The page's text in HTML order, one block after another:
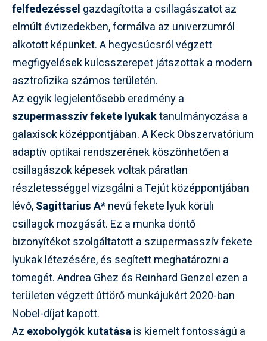
felfedezéssel gazdagította a csillagászatot az
elmúlt évtizedekben, formálva az univerzumról
alkotott képünket. A hegycsúcsról végzett
megfigyelések kulcsszerepet játszottak a modern
asztrofizika számos területén.
Az egyik legjelentősebb eredmény a
szupermasszív fekete lyukaktanulmányozása a
galaxisok középpontjában. A Keck Obszervatórium
adaptív optikai rendszerének köszönhetően a
csillagászok képesek voltak páratlan
részletességgel vizsgálni a Tejút középpontjában
lévő,Sagittarius A*nevű fekete lyuk körüli
csillagok mozgását. Ez a munka döntő
bizonyítékot szolgáltatott a szupermasszív fekete
lyukak létezésére, és segített meghatározni a
tömegét. Andrea Ghez és Reinhard Genzel ezen a
területen végzett úttörő munkájukért 2020-ban
Nobel-díjat kapott.
Az exobolygók kutatásais kiemelt fontosságú a